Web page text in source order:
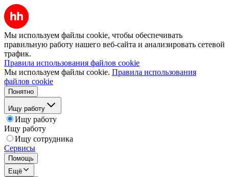
Мы используем файлы cookie, чтобы обеспечивать
правильную работу нашего веб-сайта и анализировать сетевой
трафик.
Правила использования файлов cookie
Мы используем файлы cookie. Правила использования
файлов cookie
Понятно
Ищу работу
Ищу работу
Ищу работу
Ищу сотрудника
Сервисы
Помощь
Ещё